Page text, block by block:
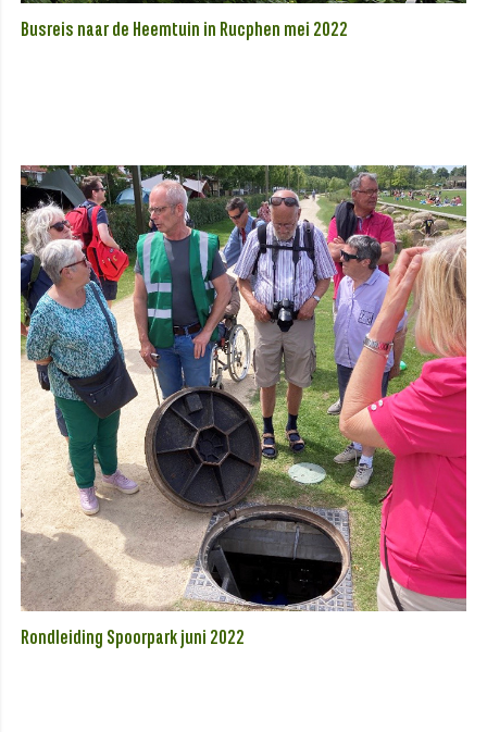
Busreis naar de Heemtuin in Rucphen mei 2022
Rondleiding Spoorpark juni 2022